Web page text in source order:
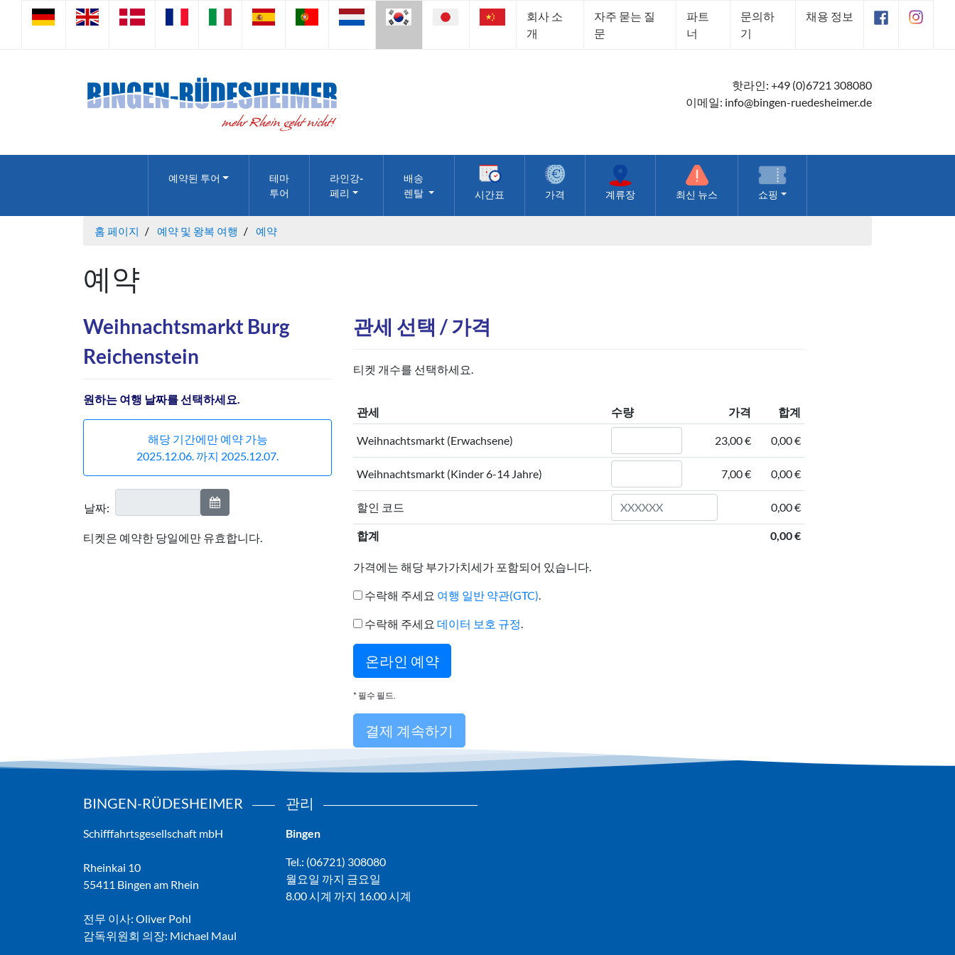
회사 소
개
자주 묻는 질
문
파트
너
문의하
기
채용 정보
핫라인: +49 (0)6721 308080
이메일: info@bingen-ruedesheimer.de
예약된 투어
테마
투어
라인강-
페리
배송
렌탈
시간표 가격 계류장 최신 뉴스 쇼핑
홈 페이지 예약 및 왕복 여행 예약
예약
Weihnachtsmarkt Burg
Reichenstein
원하는 여행 날짜를 선택하세요.
해당 기간에만 예약 가능
2025.12.06. 까지 2025.12.07.
날짜:
티켓은 예약한 당일에만 유효합니다.
관세 선택 / 가격
티켓 개수를 선택하세요.
관세 수량 가격 합계
Weihnachtsmarkt (Erwachsene) 23,00 € 0,00 €
Weihnachtsmarkt (Kinder 6-14 Jahre) 7,00 € 0,00 €
할인 코드 0,00 €
합계 0,00 €
가격에는 해당 부가가치세가 포함되어 있습니다.
수락해 주세요 여행 일반 약관(GTC).
수락해 주세요 데이터 보호 규정.
* 필수 필드.
BINGEN-RÜDESHEIMER
Schifffahrtsgesellschaft mbH
Rheinkai 10
55411 Bingen am Rhein
전무 이사: Oliver Pohl
감독위원회 의장: Michael Maul
관리
Bingen
Tel.: (06721) 308080
월요일 까지 금요일
8.00 시계 까지 16.00 시계